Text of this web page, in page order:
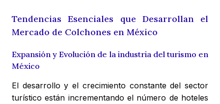
Tendencias Esenciales que Desarrollan el
Mercado de Colchones en México
Expansión y Evolución de la industria del turismo en
México
El desarrollo y el crecimiento constante del sector
turístico están incrementando el número de hoteles